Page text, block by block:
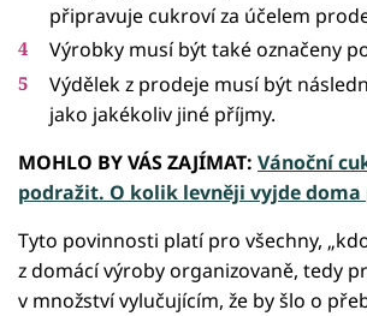
připravuje cukroví za účelem
Výrobky musí být také označeny
Výdělek z prodeje musí být
jako jakékoliv jiné příjmy.
MOHLO BY VÁS ZAJÍMAT: Vánoční
podražit. O kolik levněji vyjde doma
Tyto povinnosti platí pro všechny,
z domácí výroby organizovaně, tedy
v množství vylučujícím, že by šlo o